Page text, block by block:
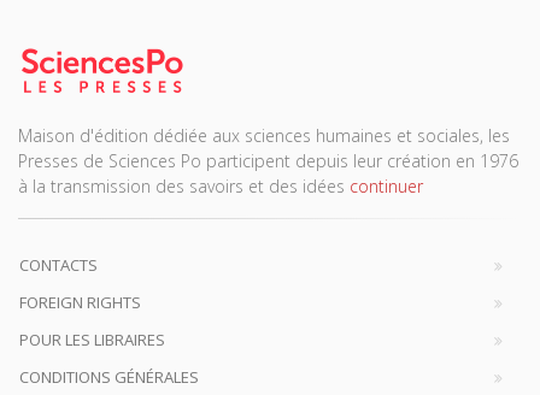
Maison d'édition dédiée aux sciences humaines et sociales, les
Presses de Sciences Po participent depuis leur création en 1976
à la transmission des savoirs et des idées continuer
CONTACTS
FOREIGN RIGHTS
POUR LES LIBRAIRES
CONDITIONS GÉNÉRALES